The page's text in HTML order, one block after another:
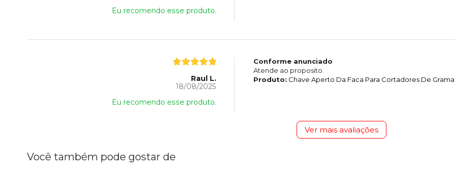
Eu recomendo esse produto.
Raul L.
18/08/2025
Eu recomendo esse produto.
Conforme anunciado
Atende ao proposito.
Produto: Chave Aperto Da Faca Para Cortadores De Grama
Ver mais avaliações
Você também pode gostar de